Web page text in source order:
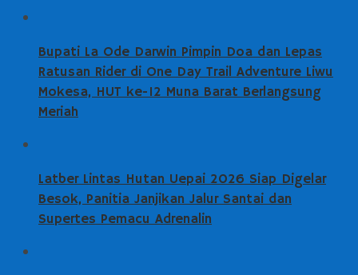
Bupati La Ode Darwin Pimpin Doa dan Lepas
Ratusan Rider di One Day Trail Adventure Liwu
Mokesa, HUT ke-12 Muna Barat Berlangsung
Meriah
Latber Lintas Hutan Uepai 2026 Siap Digelar
Besok, Panitia Janjikan Jalur Santai dan
Supertes Pemacu Adrenalin